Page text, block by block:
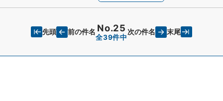
先頭 前の件名 No.25
全39件中
次の件名 末尾